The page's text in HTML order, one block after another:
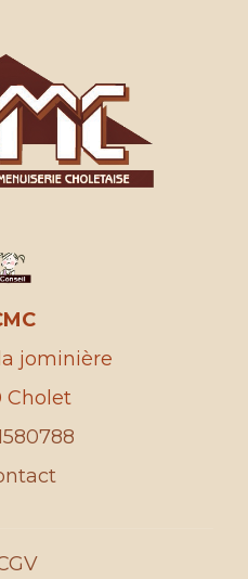
jominière
Cholet